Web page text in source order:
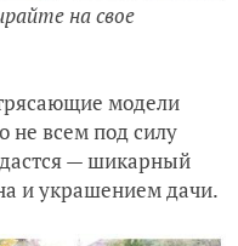
на свое
модели
не всем под силу
— шикарный
и украшением дачи.